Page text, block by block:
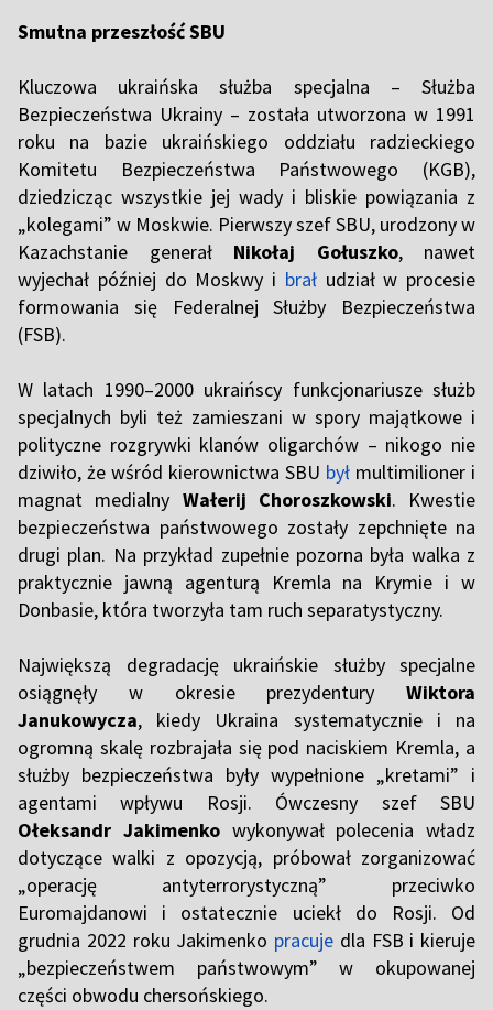
Smutna przeszłość SBU
Kluczowa ukraińska służba specjalna – Służba
Bezpieczeństwa Ukrainy – została utworzona w 1991
roku na bazie ukraińskiego oddziału radzieckiego
Komitetu Bezpieczeństwa Państwowego (KGB),
dziedzicząc wszystkie jej wady i bliskie powiązania z
„kolegami” w Moskwie. Pierwszy szef SBU, urodzony w
Kazachstanie generał Nikołaj Gołuszko, nawet
wyjechał później do Moskwy i brałudział w procesie
formowania się Federalnej Służby Bezpieczeństwa
(FSB).
W latach 1990–2000 ukraińscy funkcjonariusze służb
specjalnych byli też zamieszani w spory majątkowe i
polityczne rozgrywki klanów oligarchów – nikogo nie
dziwiło, że wśród kierownictwa SBU był multimilioner i
magnat medialny Wałerij Choroszkowski. Kwestie
bezpieczeństwa państwowego zostały zepchnięte na
drugi plan. Na przykład zupełnie pozorna była walka z
praktycznie jawną agenturą Kremla na Krymie i w
Donbasie, która tworzyła tam ruch separatystyczny.
Największą degradację ukraińskie służby specjalne
osiągnęły w okresie prezydentury Wiktora
Janukowycza, kiedy Ukraina systematycznie i na
ogromną skalę rozbrajała się pod naciskiem Kremla, a
służby bezpieczeństwa były wypełnione „kretami” i
agentami wpływu Rosji. Ówczesny szef SBU
Ołeksandr Jakimenkowykonywał polecenia władz
dotyczące walki z opozycją, próbował zorganizować
„operację antyterrorystyczną” przeciwko
Euromajdanowi i ostatecznie uciekł do Rosji. Od
grudnia 2022 roku Jakimenko pracuje dla FSB i kieruje
„bezpieczeństwem państwowym” w okupowanej
części obwodu chersońskiego.